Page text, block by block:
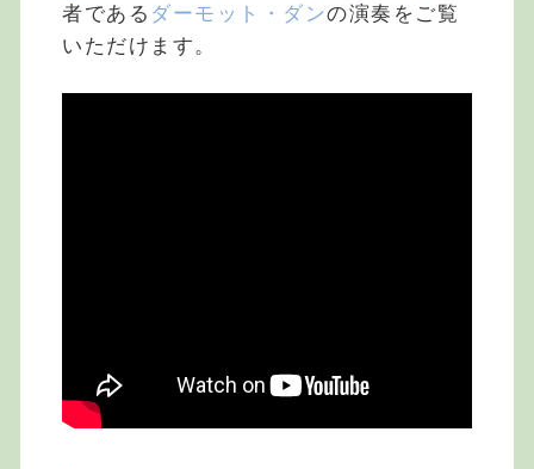
者である ダーモット・ダンの演奏をご覧
いただけます。